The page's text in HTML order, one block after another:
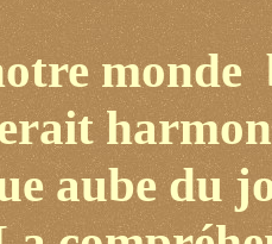
monde
aube du